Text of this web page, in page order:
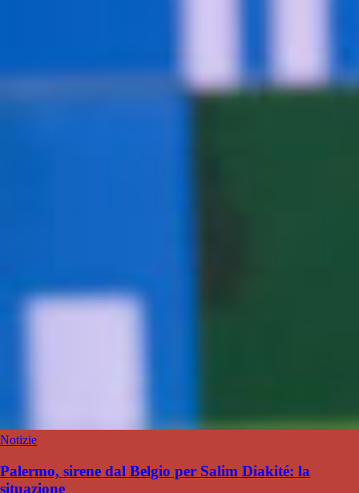
Notizie
Palermo, sirene dal Belgio per Salim Diakité: la
situazione